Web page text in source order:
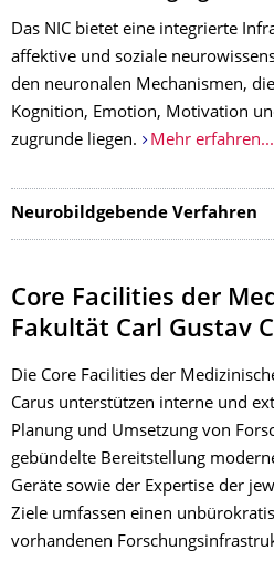
Das NIC bietet eine integrierte
affektive und soziale
den neuronalen Mechanismen,
Kognition, Emotion, Motivation
zugrunde liegen.
Mehr erfahren...
Neurobildgebende Verfahren
Core Facilities der
Fakultät Carl Gustav
Die Core Facilities der
Carus unterstützen interne und
Planung und Umsetzung von
gebündelte Bereitstellung
Geräte sowie der Expertise der
Ziele umfassen einen
vorhandenen